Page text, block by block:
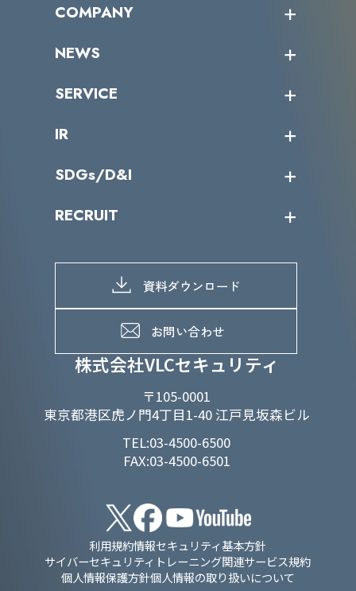
株式会社VLCセキュリティ
〒105-0001
東京都港区虎ノ門4丁目1-40 江戸見坂森ビル
TEL:03-4500-6500
FAX:03-4500-6501
受講者の声
COMPANY
トップメッセージ
ミッション／ビジョン
パートナー企業一覧
NEWS
サイバーニュース
SERVICE
カテゴリー別サービス一覧
IR
IRカレンダー
IRライブラリー
よくあるご質問
SDGs/D&I
当グループのマテリアリティ
SDGs推進体制
D&Iの取り組み
RECRUIT
募集職種一覧
メッセージ
メンバーインタビュー
資料ダウンロード
お問い合わせ
利用規約情報セキュリティ基本方針
サイバーセキュリティトレーニング関連サービス規約
個人情報保護方針個人情報の取り扱いについて